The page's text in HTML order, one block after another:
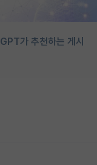
가 추천하는 게시